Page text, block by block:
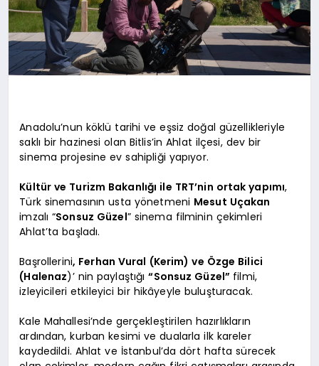
Anadolu’nun köklü tarihi ve eşsiz doğal güzellikleriyle
saklı bir hazinesi olan Bitlis’in Ahlat ilçesi, dev bir
sinema projesine ev sahipliği yapıyor.
Kültür ve Turizm Bakanlığı ile TRT’nin ortak yapımı,
Türk sinemasının usta yönetmeni Mesut Uçakan
imzalı “Sonsuz Güzel” sinema filminin çekimleri
Ahlat’ta başladı.
Başrollerini, Ferhan Vural (Kerim) ve Özge Bilici
(Halenaz)’ nin paylaştığı“Sonsuz Güzel” filmi,
izleyicileri etkileyici bir hikâyeyle buluşturacak.
Kale Mahallesi’nde gerçekleştirilen hazırlıkların
ardından, kurban kesimi ve dualarla ilk kareler
kaydedildi. Ahlat ve İstanbul’da dört hafta sürecek